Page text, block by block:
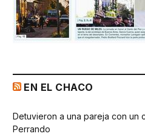
EN EL CHACO
Detuvieron a una pareja con un
Perrando